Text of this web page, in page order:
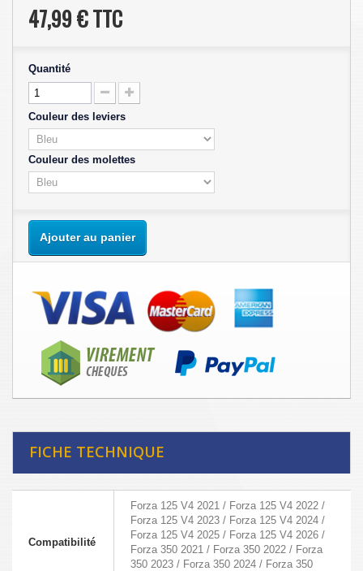
47,99 €TTC
Quantité
Couleur des leviers
Couleur des molettes
Ajouter au panier
FICHE TECHNIQUE
Compatibilité
Forza 125 V4 2021 / Forza 125 V4 2022 /
Forza 125 V4 2023 / Forza 125 V4 2024 /
Forza 125 V4 2025 / Forza 125 V4 2026 /
Forza 350 2021 / Forza 350 2022 / Forza
350 2023 / Forza 350 2024 / Forza 350